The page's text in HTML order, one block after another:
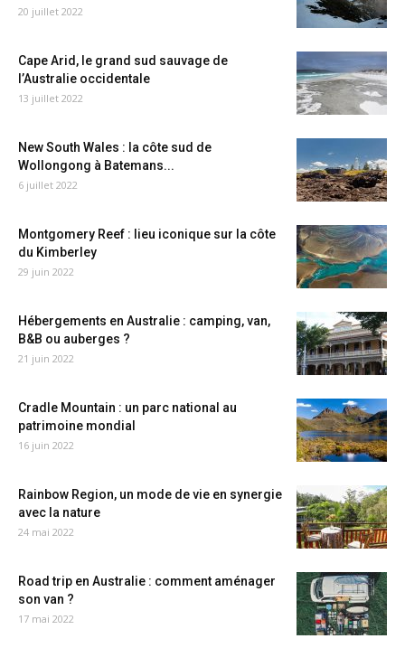
20 juillet 2022
Cape Arid, le grand sud sauvage de
l’Australie occidentale
13 juillet 2022
New South Wales : la côte sud de
Wollongong à Batemans...
6 juillet 2022
Montgomery Reef : lieu iconique sur la côte
du Kimberley
29 juin 2022
Hébergements en Australie : camping, van,
B&B ou auberges ?
21 juin 2022
Cradle Mountain : un parc national au
patrimoine mondial
16 juin 2022
Rainbow Region, un mode de vie en synergie
avec la nature
24 mai 2022
Road trip en Australie : comment aménager
son van ?
17 mai 2022